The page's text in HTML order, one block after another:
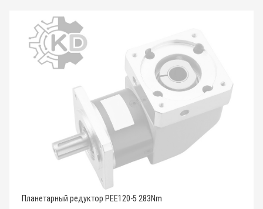
Планетарный редуктор PEE120-5 283Nm